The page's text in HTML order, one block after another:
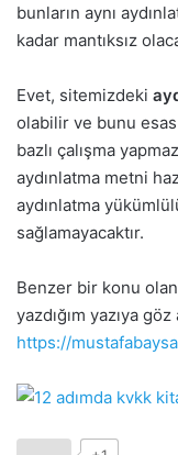
bunların aynı
kadar mantıksız
Evet, sitemizdeki
olabilir ve bunu
bazlı çalışma
aydınlatma metni
aydınlatma
sağlamayacaktır.
Benzer bir konu olan
yazdığım yazıya
https://